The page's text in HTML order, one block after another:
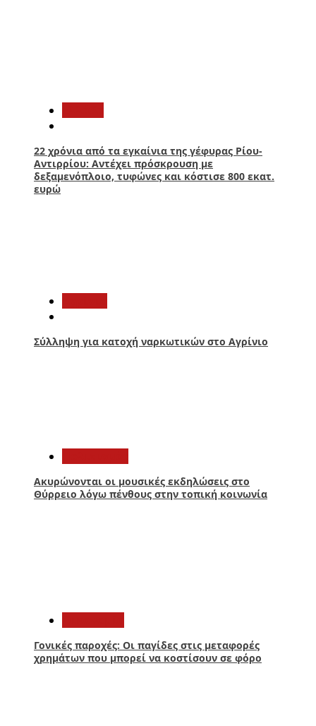
22 χρόνια από τα εγκαίνια της γέφυρας Ρίου-
Αντιρρίου: Αντέχει πρόσκρουση με
δεξαμενόπλοιο, τυφώνες και κόστισε 800 εκατ.
ευρώ
Σύλληψη για κατοχή ναρκωτικών στο Αγρίνιο
Ακυρώνονται οι μουσικές εκδηλώσεις στο
Θύρρειο λόγω πένθους στην τοπική κοινωνία
Γονικές παροχές: Οι παγίδες στις μεταφορές
χρημάτων που μπορεί να κοστίσουν σε φόρο